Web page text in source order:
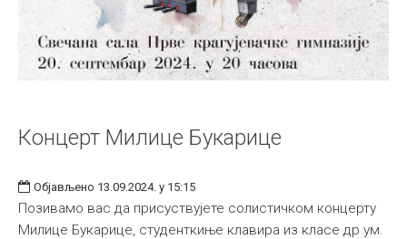
Концерт Милице Букарице
Објављено 13.09.2024. у 15:15
Позивамо вас да присуствујете солистичком концерту
Милице Букарице, студенткиње клавира из класе др ум.